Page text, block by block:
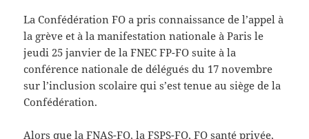
La Confédération FO a pris connaissance de l’appel à
la grève et à la manifestation nationale à Paris le
jeudi 25 janvier de la FNEC FP-FO suite à la
conférence nationale de délégués du 17 novembre
sur l’inclusion scolaire qui s’est tenue au siège de la
Confédération.
Alors que la FNAS-FO, la FSPS-FO, FO santé privée,